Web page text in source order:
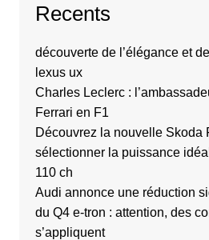
Recents
découverte de l’élégance et
lexus ux
Charles Leclerc :
Ferrari en F1
Découvrez la nouvelle Skoda
sélectionner la puissance
110 ch
Audi annonce une réduction
du Q4 e-tron : attention, des
s’appliquent